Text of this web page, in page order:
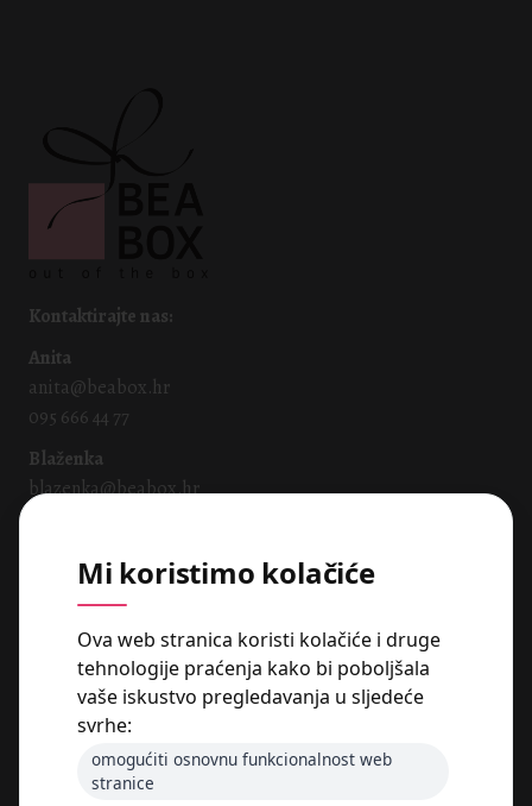
Mi koristimo kolačiće
Ova web stranica koristi kolačiće i druge
tehnologije praćenja kako bi poboljšala
vaše iskustvo pregledavanja u sljedeće
svrhe:
omogućiti osnovnu funkcionalnost web
stranice
Kontaktirajte nas:
Anita
anita@beabox.hr
095 666 44 77
Blaženka
blazenka@beabox.hr
Naše usluge:
Print Solutions Box
Chocolate Sweet Box
Corporate & Event Box
Wedding Box
Radno vrijeme: